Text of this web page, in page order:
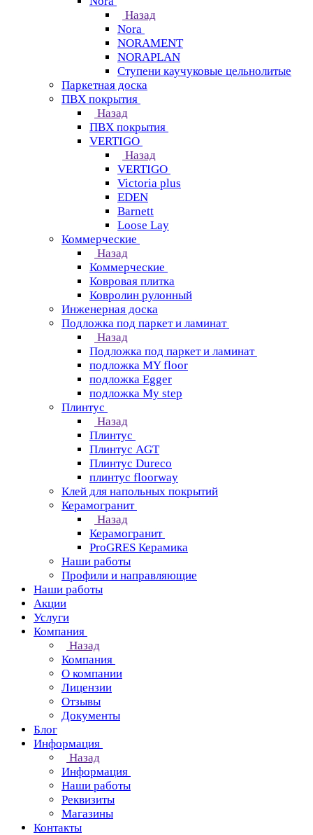
Назад
Nora
NORAMENT
NORAPLAN
Ступени каучуковые цельнолитые
Паркетная доска
ПВХ покрытия
Назад
ПВХ покрытия
VERTIGO
Назад
VERTIGO
Victoria plus
EDEN
Barnett
Loose Lay
Коммерческие
Назад
Коммерческие
Ковровая плитка
Ковролин рулонный
Инженерная доска
Подложка под паркет и ламинат
Назад
Подложка под паркет и ламинат
подложка MY floor
подложка Egger
подложка My step
Плинтус
Назад
Плинтус
Плинтус AGT
Плинтус Dureco
плинтус floorway
Клей для напольных покрытий
Керамогранит
Назад
Керамогранит
ProGRES Керамика
Наши работы
Профили и направляющие
Наши работы
Акции
Услуги
Компания
Назад
Компания
О компании
Лицензии
Отзывы
Документы
Блог
Информация
Назад
Информация
Наши работы
Реквизиты
Магазины
Контакты